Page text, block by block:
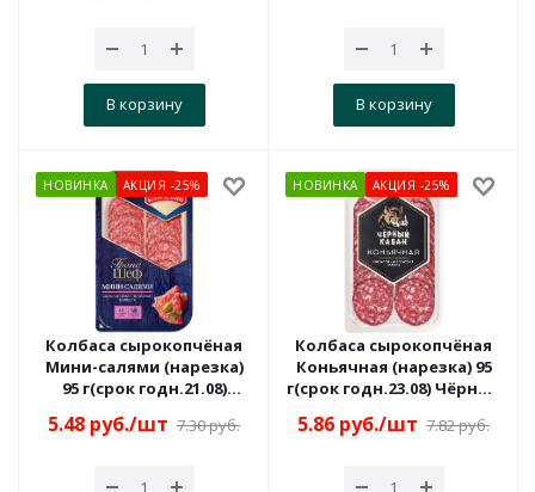
В корзину В корзину
НОВИНКА АКЦИЯ -25%
Колбаса сырокопчёная
Мини-салями (нарезка)
95 г(срок годн.21.08)
5.48 руб./шт 7.30руб.
НОВИНКА АКЦИЯ -25%
Колбаса сырокопчёная
Коньячная (нарезка) 95
г(срок годн.23.08) Чёрный
5.86 руб./шт 7.82руб.